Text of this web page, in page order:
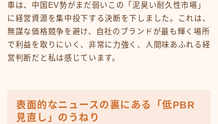
車は、中国EV勢がまだ弱いこの「泥臭い耐久性市場」
に経営資源を集中投下する決断を下しました。これは、
無謀な価格競争を避け、自社のブランドが最も輝く場所
で利益を取りにいく、非常に力強く、人間味あふれる経
営判断だと私は感じています。
表面的なニュースの裏にある「低PBR
見直し」のうねり